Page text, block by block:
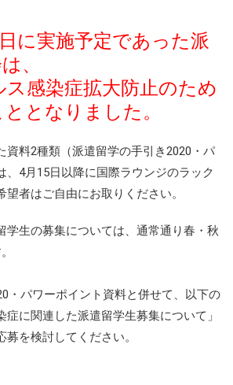
に実施予定であった派
、
感染症拡大防止のため
となりました。
資料2種類（派遣留学の手引き2020・パ
、4月15日以降に国際ラウンジのラック
者はご自由にお取りください。
学生の募集については、通常通り春・秋
・パワーポイント資料と併せて、以下の
症に関連した派遣留学生募集について」
を検討してください。